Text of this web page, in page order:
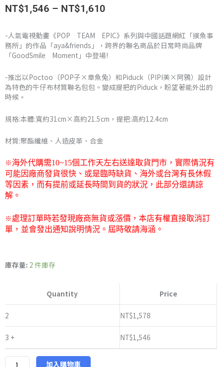
NT$1,546 – NT$1,610價
範
NT$1,546
NT$1,610
-人氣電視動畫《POP TEAM EPIC》系列與中國話題網紅「摸魚事
務所」的作品「aya&friends」，跨界的聯名商品於日常時尚品牌
「GoodSmile Moment」中登場!
-推出以Poctoo（POP子×章魚兔）和Piduck（PIPI美×阿鴉）設計
為特色的牛仔布材質聯名包包。變成提把的Piduck，盼望著能外出的
時候。
規格:本體:寬約31cm×高約21.5cm，提把:高約12.4cm
材質:聚酯纖維、人造皮革、合金
※海外代購需10~15個工作天左右送達取貨門市， 實際情況有
可能因廠商發貨很快、或是臨時缺貨、海外或台灣有長休假
等因素，而有提前或延長時間到貨的狀況，此部分還請諒
解。
※處理訂單時若發現廠商無貨或漲價，本店有權直接取消訂
單，並會發出通知說明情況。屆時敬請海涵。
庫存量: 2 件庫存
Quantity Price
2 NT$1,578
3 + NT$1,546
版
品
《POP
TEAM
EPIC》
加入購物車